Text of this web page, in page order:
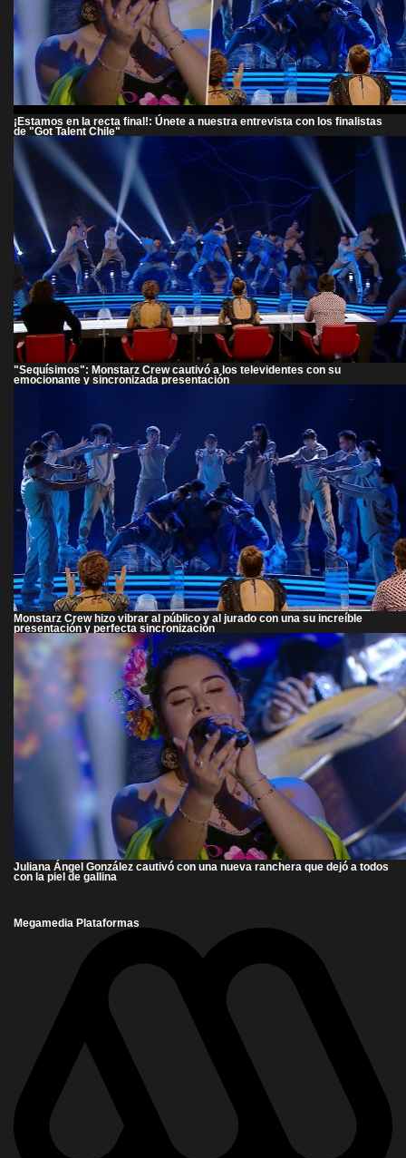
¡Estamos en la recta final!: Únete a nuestra entrevista con los finalistas
de "Got Talent Chile"
"Sequísimos": Monstarz Crew cautivó a los televidentes con su
emocionante y sincronizada presentación
Monstarz Crew hizo vibrar al público y al jurado con una su increíble
presentación y perfecta sincronización
Juliana Ángel González cautivó con una nueva ranchera que dejó a todos
con la piel de gallina
Megamedia Plataformas